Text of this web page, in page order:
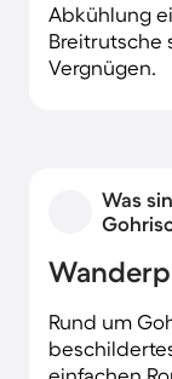
Abkühlung
Breitrutsche
Vergnügen.
Was
Rund um